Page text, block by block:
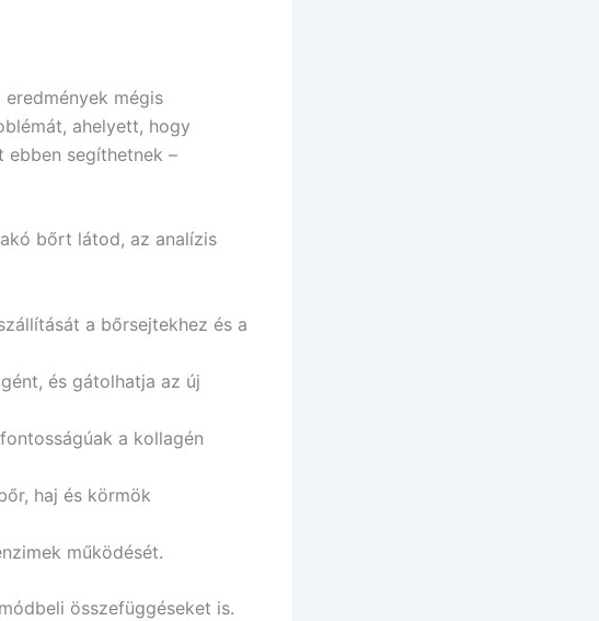
mégis
ahelyett, hogy
ebben segíthetnek –
bőrt látod, az analízis
a bőrsejtekhez és a
és gátolhatja az új
a kollagén
haj és körmök
működését.
összefüggéseket is.